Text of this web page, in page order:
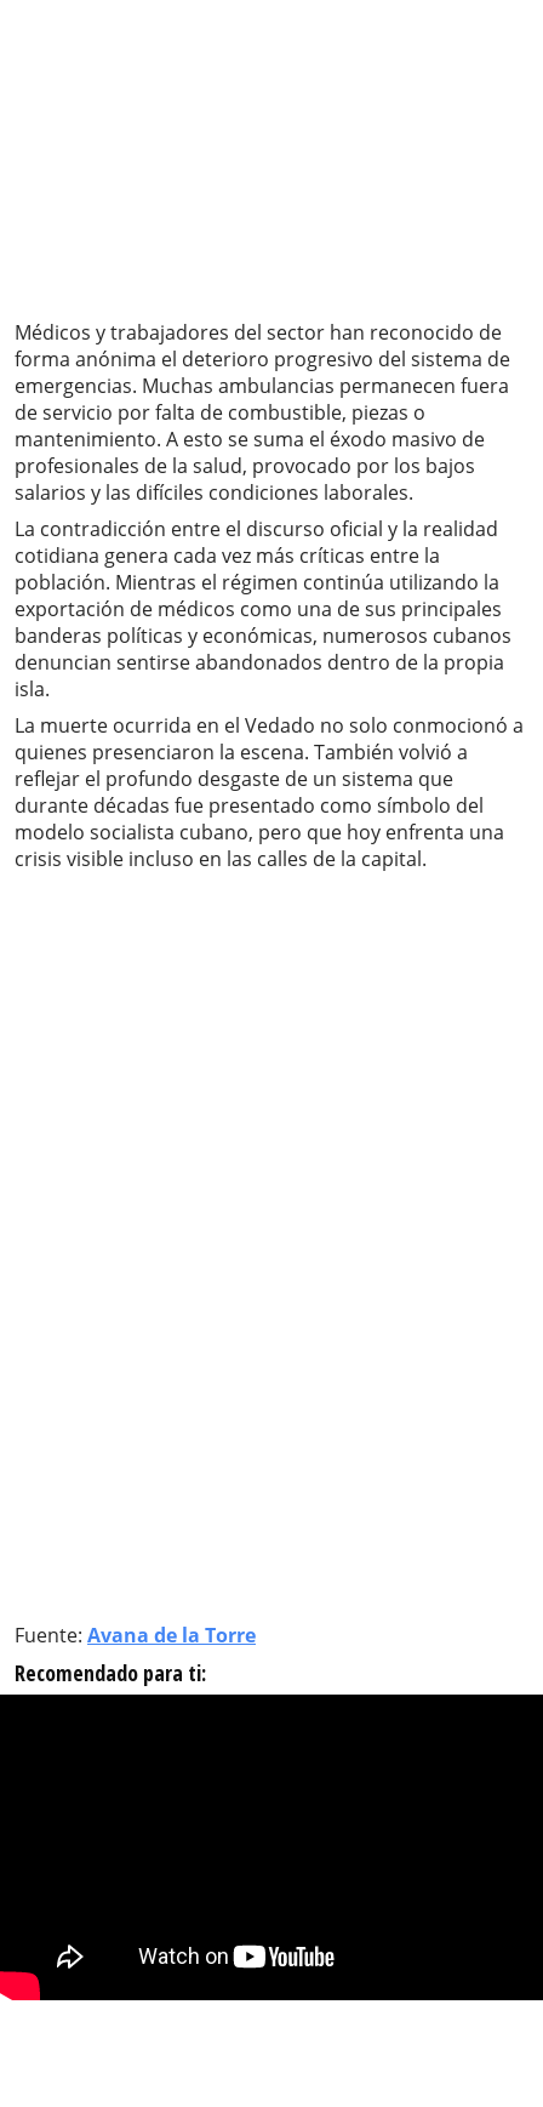
Médicos y trabajadores del sector han reconocido de
forma anónima el deterioro progresivo del sistema de
emergencias. Muchas ambulancias permanecen fuera
de servicio por falta de combustible, piezas o
mantenimiento. A esto se suma el éxodo masivo de
profesionales de la salud, provocado por los bajos
salarios y las difíciles condiciones laborales.
La contradicción entre el discurso oficial y la realidad
cotidiana genera cada vez más críticas entre la
población. Mientras el régimen continúa utilizando la
exportación de médicos como una de sus principales
banderas políticas y económicas, numerosos cubanos
denuncian sentirse abandonados dentro de la propia
isla.
La muerte ocurrida en el Vedado no solo conmocionó a
quienes presenciaron la escena. También volvió a
reflejar el profundo desgaste de un sistema que
durante décadas fue presentado como símbolo del
modelo socialista cubano, pero que hoy enfrenta una
crisis visible incluso en las calles de la capital.
Fuente: Avana de la Torre
Recomendado para ti: